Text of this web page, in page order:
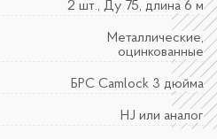
2 шт., Ду 75, длина 6 м
Металлические,
оцинкованные
БРС Camlock 3 дюйма
HJ или аналог